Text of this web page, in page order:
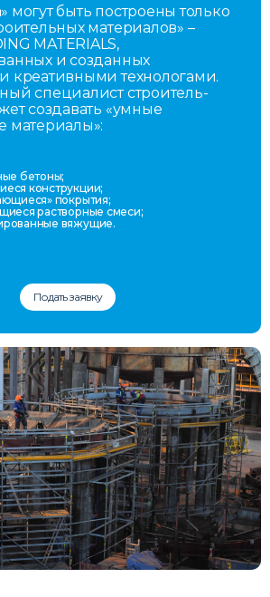
могут быть построены только
материалов» –
MATERIALS,
и созданных
креативными технологами.
специалист строитель-
создавать «умные
материалы»:
бетоны;
конструкции;
покрытия;
растворные смеси;
вяжущие.
Подать заявку